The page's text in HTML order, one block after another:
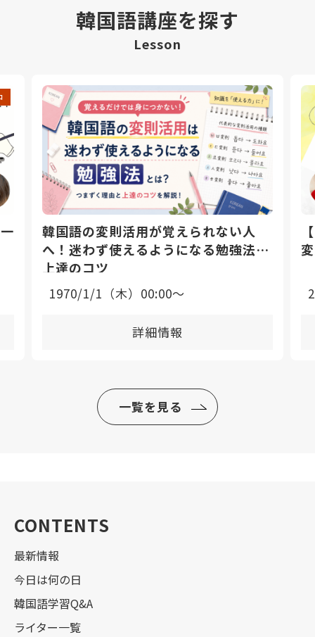
韓国語講座を探す
Lesson
韓国語の変則活用が覚えられない人
へ！迷わず使えるようになる勉強法と
上達のコツ
1970/1/1（木）00:00〜
詳細情報
一覧を見る
CONTENTS
最新情報
今日は何の日
韓国語学習Q&A
ライター一覧